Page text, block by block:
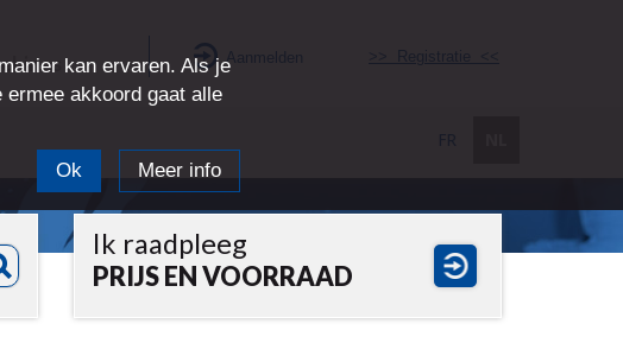
Aanmelden >> Registratie <<
FR
Ik raadpleeg
PRIJS EN VOORRAAD
kan ervaren. Als je
akkoord gaat alle
Ok Meer info